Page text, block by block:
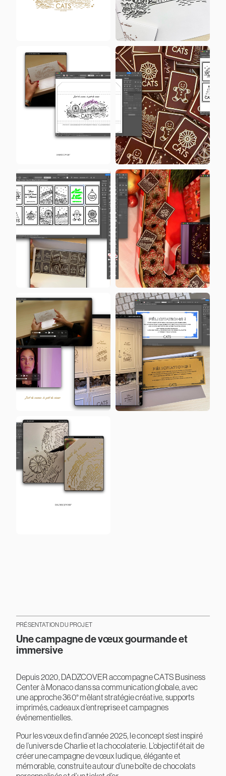
PRÉSENTATION DU PROJET
Une campagne de vœux gourmande et
immersive
Depuis 2020, DADZCOVER accompagne CATS Business
Center à Monaco dans sa communication globale, avec
une approche 360° mêlant stratégie créative, supports
imprimés, cadeaux d’entreprise et campagnes
événementielles.
Pour les vœux de fin d’année 2025, le concept s’est inspiré
de l’univers de Charlie et la chocolaterie. L’objectif était de
créer une campagne de vœux ludique, élégante et
mémorable, construite autour d’une boîte de chocolats